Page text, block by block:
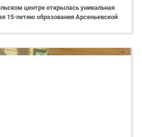
центре открылась уникальная
15-летию образования Арсеньевской